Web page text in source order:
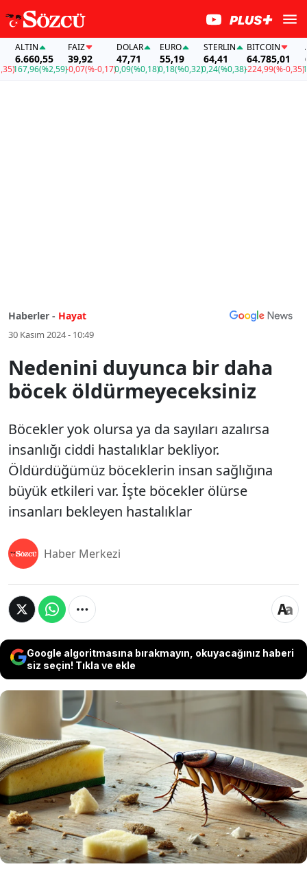
ALTIN
6.660,55
167,96(%2,59)
FAİZ
39,92
-0,07(%-0,17)
DOLAR
47,71
0,09(%0,18)
EURO
55,19
0,18(%0,32)
STERLIN
64,41
0,24(%0,38)
BITCOIN
64.785,01
-224,99(%-0,35)
Haberler - Hayat
30 Kasım 2024 - 10:49
Nedenini duyunca bir daha
böcek öldürmeyeceksiniz
Böcekler yok olursa ya da sayıları azalırsa
insanlığı ciddi hastalıklar bekliyor.
Öldürdüğümüz böceklerin insan sağlığına
büyük etkileri var. İşte böcekler ölürse
insanları bekleyen hastalıklar
Haber Merkezi
Google algoritmasına bırakmayın, okuyacağınız haberi
siz seçin! Tıkla ve ekle
Böcekler yok olursa ya da sayıları azalırsa
insanlığı ciddi hastalıklar bekliyor.
Öldürdüğümüz böceklerin insan sağlığına
büyük etkileri var. İşte böcekler ölürse
insanları bekleyen hastalıklar